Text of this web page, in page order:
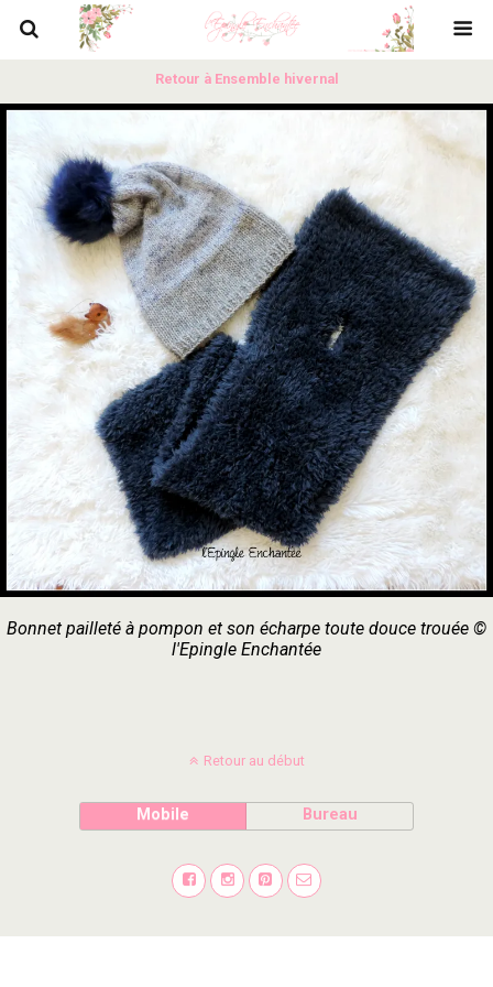
Retour à Ensemble hivernal
Bonnet pailleté à pompon et son écharpe toute douce trouée ©
l'Epingle Enchantée
Retour au début
Mobile Bureau